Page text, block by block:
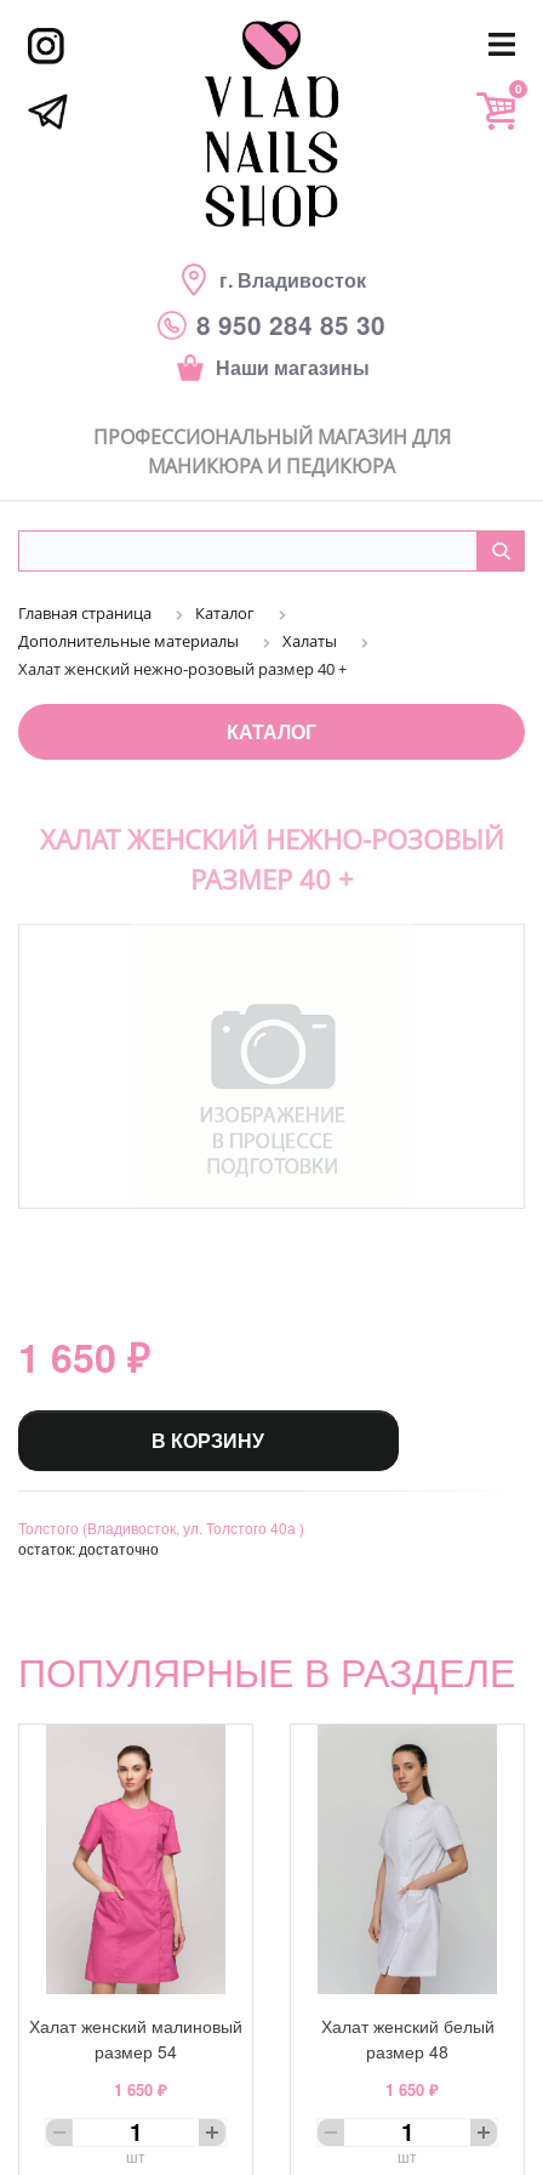
г. Владивосток
8 950 284 85 30
Наши магазины
0
ПРОФЕССИОНАЛЬНЫЙ МАГАЗИН ДЛЯ
МАНИКЮРА И ПЕДИКЮРА
Главная страница
Каталог
Дополнительные материалы
Халаты
Халат женский нежно-розовый размер 40 +
КАТАЛОГ
ХАЛАТ ЖЕНСКИЙ НЕЖНО-РОЗОВЫЙ
РАЗМЕР 40 +
1 650 ₽
В КОРЗИНУ
Толстого (Владивосток, ул. Толстого 40а )
остаток: достаточно
ПОПУЛЯРНЫЕ В РАЗДЕЛЕ
Халат женский малиновый
размер 54
1 650 ₽
шт
Халат женский белый
размер 48
1 650 ₽
шт